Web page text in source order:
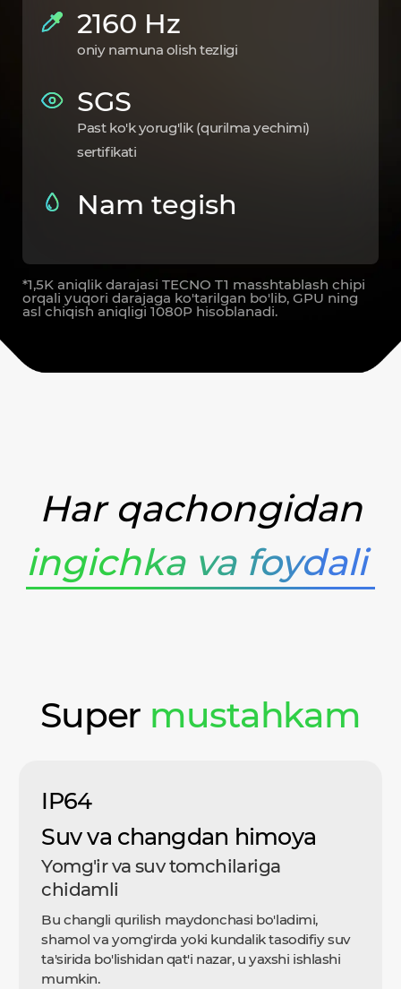
2160 Hz
oniy namuna olish tezligi
SGS
Past ko'k yorug'lik (qurilma yechimi)
sertifikati
Nam tegish
*1,5K aniqlik darajasi TECNO T1 masshtablash chipi
orqali yuqori darajaga ko'tarilgan bo'lib, GPU ning
asl chiqish aniqligi 1080P hisoblanadi.
Har qachongidan
ingichka va foydali
Super mustahkam
IP64
Suv va changdan himoya
Yomg'ir va suv tomchilariga
chidamli
Bu changli qurilish maydonchasi bo'ladimi,
shamol va yomg'irda yoki kundalik tasodifiy suv
ta'sirida bo'lishidan qat'i nazar, u yaxshi ishlashi
mumkin.